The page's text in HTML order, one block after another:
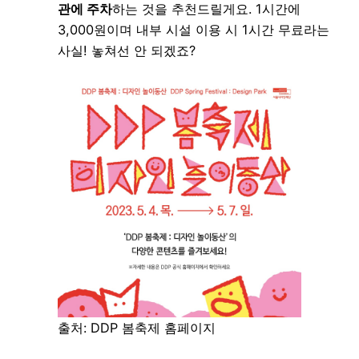
관에 주차하는 것을 추천드릴게요. 1시간에
3,000원이며 내부 시설 이용 시 1시간 무료라는
사실! 놓쳐선 안 되겠죠?
출처: DDP 봄축제 홈페이지